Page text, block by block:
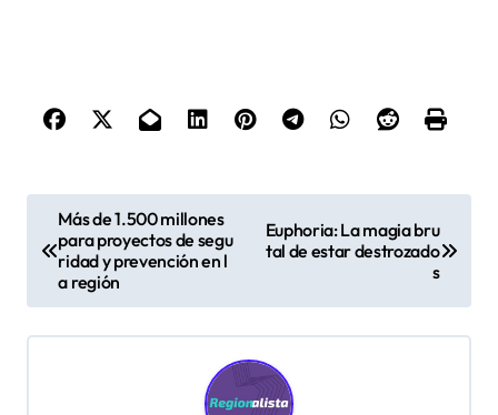
Más de 1.500 millones
para proyectos de segu
ridad y prevención en l
a región
Euphoria: La magia bru
tal de estar destrozado
s